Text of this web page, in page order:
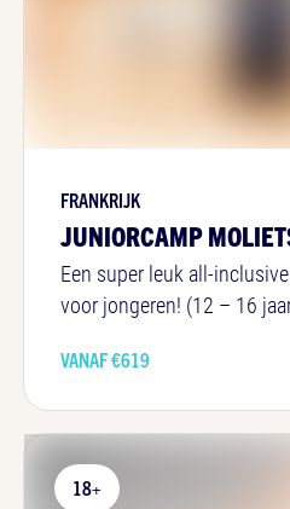
FRANKRIJK
JUNIORCAMP
Een super leuk all-
voor jongeren! (12 – 16
VANAF €619
18+